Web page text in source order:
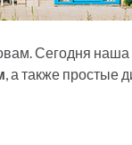
Сегодня наша
, а также простые